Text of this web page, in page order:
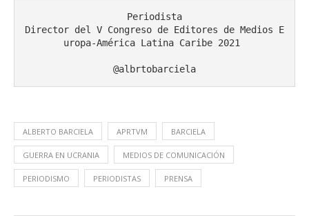
Periodista
Director del V Congreso de Editores de Medios E
uropa-América Latina Caribe 2021
@albrtobarciela
ALBERTO BARCIELA APRTVM BARCIELA
GUERRA EN UCRANIA MEDIOS DE COMUNICACIÓN
PERIODISMO PERIODISTAS PRENSA